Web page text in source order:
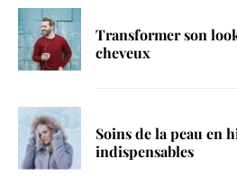
Transformer son
cheveux
Soins de la peau en
indispensables